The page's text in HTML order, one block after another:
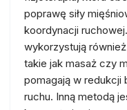
poprawę siły
koordynacji
wykorzystują
takie jak masaż czy
pomagają w redukcji
ruchu. Inną metodą